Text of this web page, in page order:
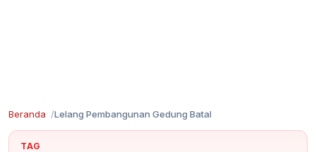
Beranda Lelang Pembangunan Gedung Batal
TAG